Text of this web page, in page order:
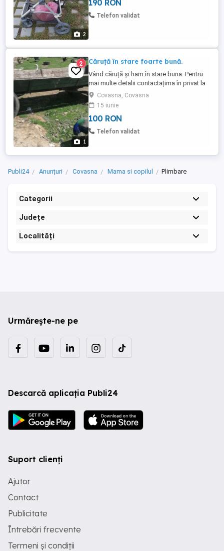
2
190 RON
Telefon validat
1
2 Căruță în stare foarte bună.
Vând căruță și ham în stare buna. Pentru
mai multe detalii contactațima în privat la
telefon .
Covasna, Covasna
15 iunie
100 RON
Telefon validat
Publi24 Anunțuri Covasna Mama si copilul Plimbare
Categorii
Județe
Localități
Urmărește-ne pe
Descarcă aplicația Publi24
Suport clienți
Ajutor
Contact
Publicitate
Întrebări frecvente
Termeni și condiții